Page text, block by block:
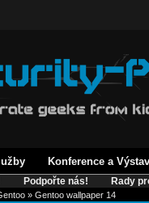
Konference a
Podpořte nás! Rady
» Gentoo wallpaper 14